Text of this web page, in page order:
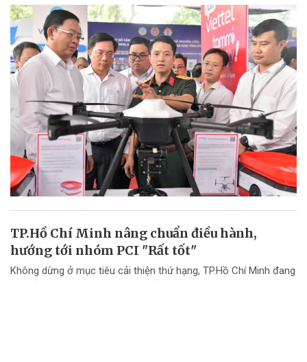
TP.Hồ Chí Minh nâng chuẩn điều hành,
hướng tới nhóm PCI "Rất tốt"
Không dừng ở mục tiêu cải thiện thứ hạng, TP.Hồ Chí Minh đang